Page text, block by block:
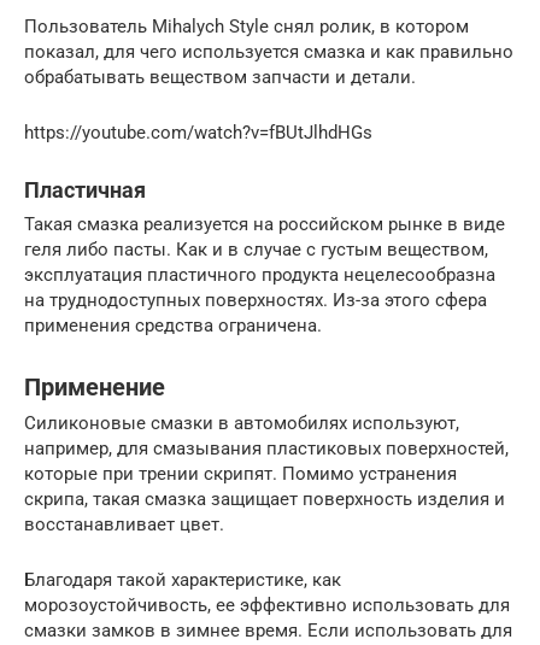
Пользователь Mihalych Style снял ролик, в котором
показал, для чего используется смазка и как правильно
обрабатывать веществом запчасти и детали.
https://youtube.com/watch?v=fBUtJlhdHGs
Пластичная
Такая смазка реализуется на российском рынке в виде
геля либо пасты. Как и в случае с густым веществом,
эксплуатация пластичного продукта нецелесообразна
на труднодоступных поверхностях. Из-за этого сфера
применения средства ограничена.
Применение
Силиконовые смазки в автомобилях используют,
например, для смазывания пластиковых поверхностей,
которые при трении скрипят. Помимо устранения
скрипа, такая смазка защищает поверхность изделия и
восстанавливает цвет.
Благодаря такой характеристике, как
морозоустойчивость, ее эффективно использовать для
смазки замков в зимнее время. Если использовать для